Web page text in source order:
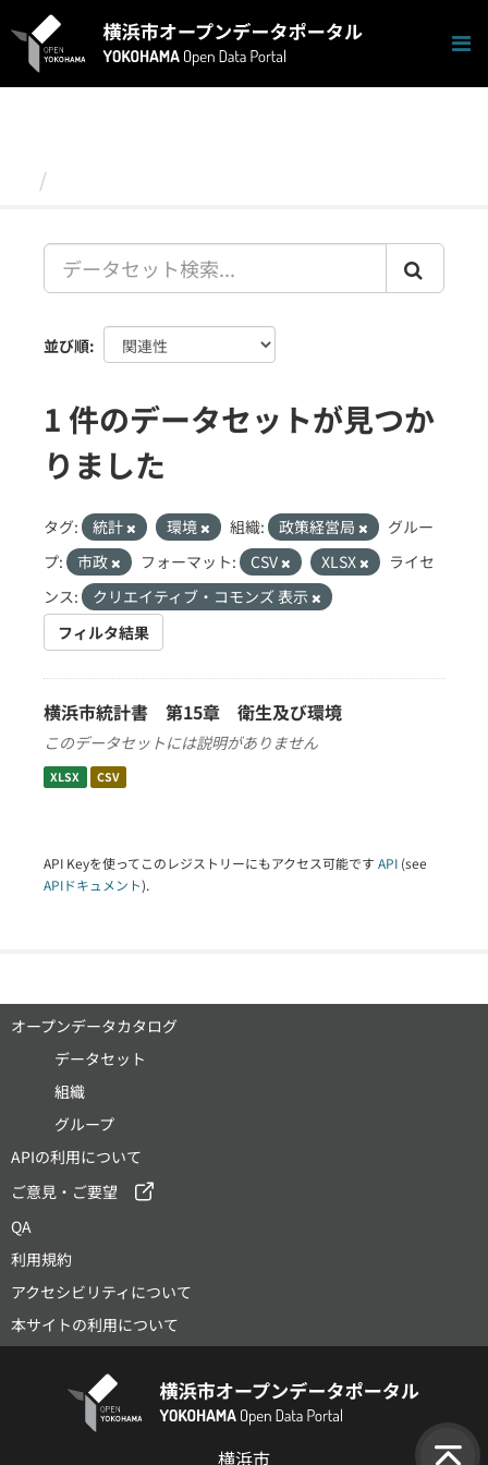
キ
並び順
1 件のデータセットが見つか
りました
タグ: 統計 環境 組織: 政策経営局
グルー
プ:
市政 フォーマット: CSV XLSX
ライセ
ンス:
クリエイティブ・コモンズ 表示
フィルタ結果
横浜市統計書 第15章 衛生及び環境
このデータセットには説明がありません
XLSX CSV
API Keyを使ってこのレジストリーにもアクセス可能です API (see
APIドキュメント).
オープンデータカタログ
データセット
組織
グループ
APIの利用について
ご意見・ご要望
QA
利用規約
アクセシビリティについて
本サイトの利用について
横浜市